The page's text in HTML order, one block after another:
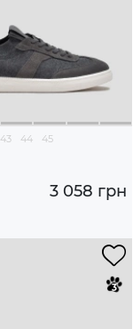
43 44 45
3 058 грн